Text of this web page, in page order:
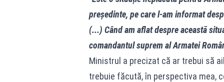
președinte, pe care l-am informat
(...) Când am aflat despre această
comandantul suprem al Armatei
Ministrul a precizat că ar trebui să
trebuie făcută, în perspectiva mea,